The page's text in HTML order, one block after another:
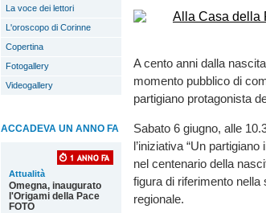
La voce dei lettori
L'oroscopo di Corinne
Copertina
Fotogallery
Videogallery
ACCADEVA UN ANNO FA
Attualità
Omegna, inaugurato
l'Origami della Pace
FOTO
A cento anni dalla
momento pubblico di
partigiano protagonista
Sabato 6 giugno, alle
l’iniziativa “Un
nel centenario della
figura di riferimento nella
regionale.